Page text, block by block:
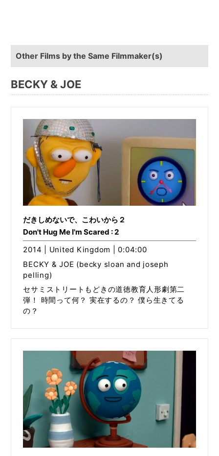
Other Films by the Same Filmmaker(s)
BECKY & JOE
だきしめないで、こわいから２
Don't Hug Me I'm Scared : 2
2014 | United Kingdom | 0:04:00
BECKY & JOE (becky sloan and joseph
pelling)
セサミストリートもどきの道徳教育人形劇第二
弾！ 時間って何？ 実在するの？ 僕ら生きてる
の？